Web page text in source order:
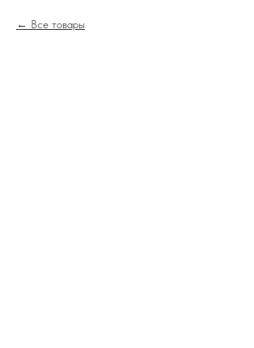
Все товары